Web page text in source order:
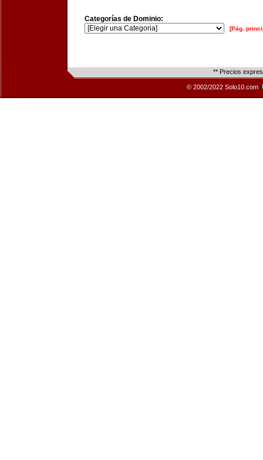
Categorías de Dominio:
[Pág.
** Precios
© 2002/2022 Solo10.com